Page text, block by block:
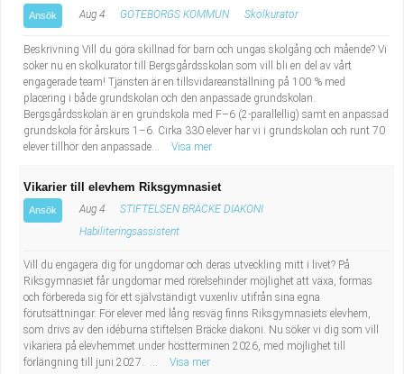
Ansök Aug 4 GÖTEBORGS KOMMUN Skolkurator
Beskrivning Vill du göra skillnad för barn och ungas skolgång och mående? Vi
söker nu en skolkurator till Bergsgårdsskolan som vill bli en del av vårt
engagerade team! Tjänsten är en tillsvidareanställning på 100 % med
placering i både grundskolan och den anpassade grundskolan.
Bergsgårdsskolan är en grundskola med F–6 (2-parallellig) samt en anpassad
grundskola för årskurs 1–6. Cirka 330 elever har vi i grundskolan och runt 70
elever tillhör den anpassade...
Visa mer
Vikarier till elevhem Riksgymnasiet
Ansök Aug 4
STIFTELSEN BRÄCKE DIAKONI
Habiliteringsassistent
Vill du engagera dig för ungdomar och deras utveckling mitt i livet? På
Riksgymnasiet får ungdomar med rörelsehinder möjlighet att växa, formas
och förbereda sig för ett självständigt vuxenliv utifrån sina egna
förutsättningar. För elever med lång resväg finns Riksgymnasiets elevhem,
som drivs av den idéburna stiftelsen Bräcke diakoni. Nu söker vi dig som vill
vikariera på elevhemmet under höstterminen 2026, med möjlighet till
förlängning till juni 2027. ...
Visa mer